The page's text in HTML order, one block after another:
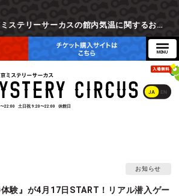
【重要】東京ミステリーサーカスの館内気温に関するお詫びとご参加辞退時の返金対応について
JA EN
22:00 土日祝 9:20〜22:00 休館日
お知らせ
験』が4月17日START！リアル潜入ゲー